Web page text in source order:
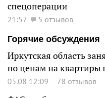
спецоперации
21:57
5 отзывов
Горячие обсуждения
Иркутская область
по ценам на квартиры
05.08 12:09 78 отзывов